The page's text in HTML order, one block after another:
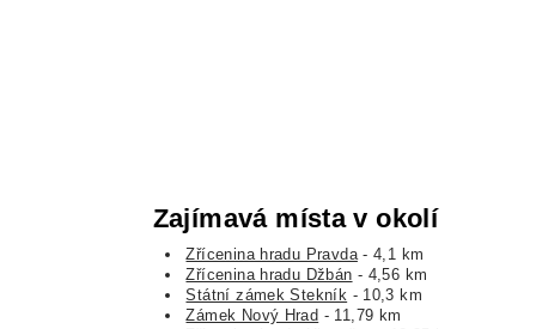
Zajímavá místa v okolí
Zřícenina hradu Pravda- 4,1 km
Zřícenina hradu Džbán - 4,56 km
Státní zámek Stekník - 10,3 km
Zámek Nový Hrad - 11,79 km